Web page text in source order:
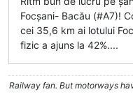
Focșani- Bacău (#A7)!
cei 35,6 km ai lotului
fizic a ajuns la 42%....
Railway fan. But motorways